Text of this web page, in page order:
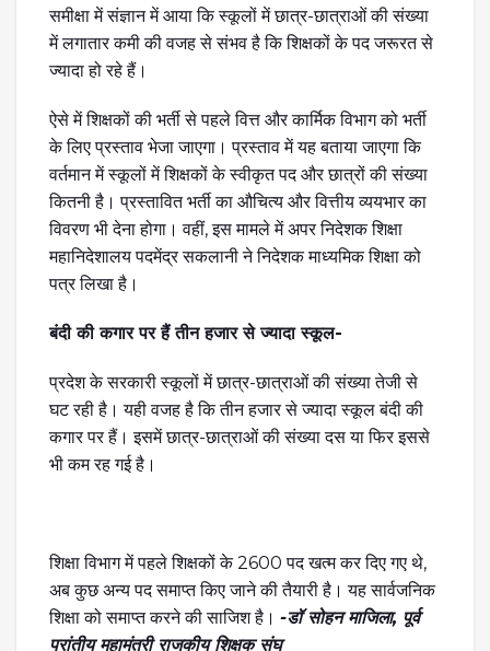
समीक्षा में संज्ञान में आया कि स्कूलों में छात्र-छात्राओं की संख्या
में लगातार कमी की वजह से संभव है कि शिक्षकों के पद जरूरत से
ज्यादा हो रहे हैं।
ऐसे में शिक्षकों की भर्ती से पहले वित्त और कार्मिक विभाग को भर्ती
के लिए प्रस्ताव भेजा जाएगा। प्रस्ताव में यह बताया जाएगा कि
वर्तमान में स्कूलों में शिक्षकों के स्वीकृत पद और छात्रों की संख्या
कितनी है। प्रस्तावित भर्ती का औचित्य और वित्तीय व्ययभार का
विवरण भी देना होगा। वहीं, इस मामले में अपर निदेशक शिक्षा
महानिदेशालय पदमेंद्र सकलानी ने निदेशक माध्यमिक शिक्षा को
पत्र लिखा है।
बंदी की कगार पर हैं तीन हजार से ज्यादा स्कूल-
प्रदेश के सरकारी स्कूलों में छात्र-छात्राओं की संख्या तेजी से
घट रही है। यही वजह है कि तीन हजार से ज्यादा स्कूल बंदी की
कगार पर हैं। इसमें छात्र-छात्राओं की संख्या दस या फिर इससे
भी कम रह गई है।
शिक्षा विभाग में पहले शिक्षकों के 2600 पद खत्म कर दिए गए थे,
अब कुछ अन्य पद समाप्त किए जाने की तैयारी है। यह सार्वजनिक
शिक्षा को समाप्त करने की साजिश है। -डॉ सोहन माजिला, पूर्व
प्रांतीय महामंत्री राजकीय शिक्षक संघ